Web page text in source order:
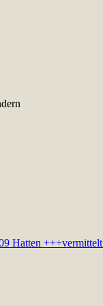
Hatten